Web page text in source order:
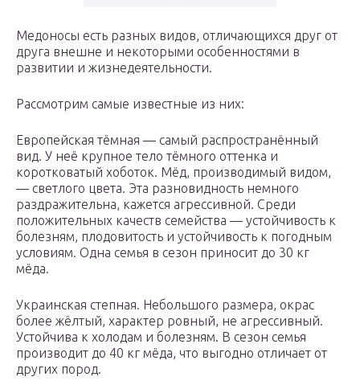
Медоносы есть разных видов, отличающихся друг от
друга внешне и некоторыми особенностями в
развитии и жизнедеятельности.
Рассмотрим самые известные из них:
Европейская тёмная — самый распространённый
вид. У неё крупное тело тёмного оттенка и
коротковатый хоботок. Мёд, производимый видом,
— светлого цвета. Эта разновидность немного
раздражительна, кажется агрессивной. Среди
положительных качеств семейства — устойчивость к
болезням, плодовитость и устойчивость к погодным
условиям. Одна семья в сезон приносит до 30 кг
мёда.
Украинская степная. Небольшого размера, окрас
более жёлтый, характер ровный, не агрессивный.
Устойчива к холодам и болезням. В сезон семья
производит до 40 кг мёда, что выгодно отличает от
других пород.